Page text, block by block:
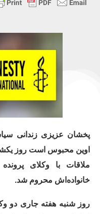
پخشان عزیزی زندانی
ملاقات با وکلای
خانواده‌اش محروم شد.
روز شنبه هفته جاری دو